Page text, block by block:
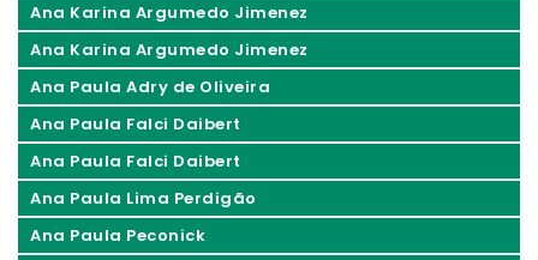
Ana Karina Argumedo Jimenez
Ana Karina Argumedo Jimenez
Ana Paula Adry de Oliveira
Ana Paula Falci Daibert
Ana Paula Falci Daibert
Ana Paula Lima Perdigão
Ana Paula Peconick